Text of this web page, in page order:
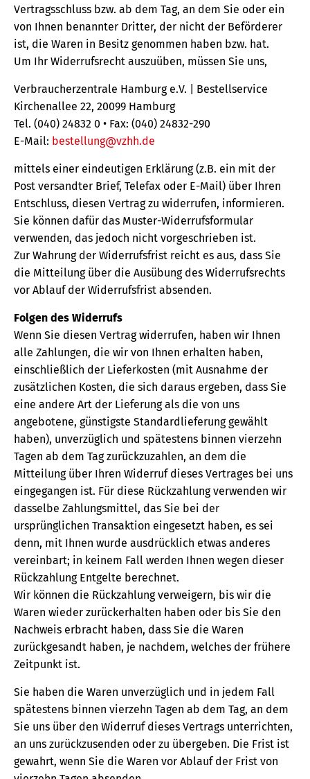
Vertragsschluss bzw. ab dem Tag, an dem Sie oder ein
von Ihnen benannter Dritter, der nicht der Beförderer
ist, die Waren in Besitz genommen haben bzw. hat.
Um Ihr Widerrufsrecht auszuüben, müssen Sie uns,
Verbraucherzentrale Hamburg e.V. | Bestellservice
Kirchenallee 22, 20099 Hamburg
Tel. (040) 24832 0 • Fax: (040) 24832-290
E-Mail: bestellung@vzhh.de
mittels einer eindeutigen Erklärung (z.B. ein mit der
Post versandter Brief, Telefax oder E-Mail) über Ihren
Entschluss, diesen Vertrag zu widerrufen, informieren.
Sie können dafür das Muster-Widerrufsformular
verwenden, das jedoch nicht vorgeschrieben ist.
Zur Wahrung der Widerrufsfrist reicht es aus, dass Sie
die Mitteilung über die Ausübung des Widerrufsrechts
vor Ablauf der Widerrufsfrist absenden.
Folgen des Widerrufs
Wenn Sie diesen Vertrag widerrufen, haben wir Ihnen
alle Zahlungen, die wir von Ihnen erhalten haben,
einschließlich der Lieferkosten (mit Ausnahme der
zusätzlichen Kosten, die sich daraus ergeben, dass Sie
eine andere Art der Lieferung als die von uns
angebotene, günstigste Standardlieferung gewählt
haben), unverzüglich und spätestens binnen vierzehn
Tagen ab dem Tag zurückzuzahlen, an dem die
Mitteilung über Ihren Widerruf dieses Vertrages bei uns
eingegangen ist. Für diese Rückzahlung verwenden wir
dasselbe Zahlungsmittel, das Sie bei der
ursprünglichen Transaktion eingesetzt haben, es sei
denn, mit Ihnen wurde ausdrücklich etwas anderes
vereinbart; in keinem Fall werden Ihnen wegen dieser
Rückzahlung Entgelte berechnet.
Wir können die Rückzahlung verweigern, bis wir die
Waren wieder zurückerhalten haben oder bis Sie den
Nachweis erbracht haben, dass Sie die Waren
zurückgesandt haben, je nachdem, welches der frühere
Zeitpunkt ist.
Sie haben die Waren unverzüglich und in jedem Fall
spätestens binnen vierzehn Tagen ab dem Tag, an dem
Sie uns über den Widerruf dieses Vertrags unterrichten,
an uns zurückzusenden oder zu übergeben. Die Frist ist
gewahrt, wenn Sie die Waren vor Ablauf der Frist von